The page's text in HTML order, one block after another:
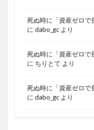
死ぬ時に「資産ゼロで
に dabo_gc より
死ぬ時に「資産ゼロで
に ちりとて より
死ぬ時に「資産ゼロで
に dabo_gc より